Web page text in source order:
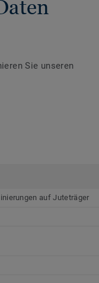
Sie unseren
auf Juteträger